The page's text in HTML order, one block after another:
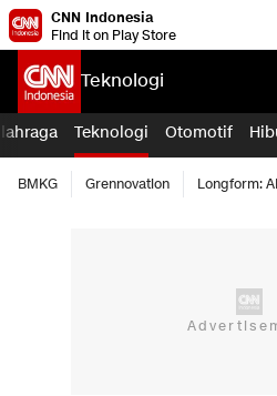
CNN Indonesia
Find it on Play Store
Teknologi
Teknologi Otomotif
BMKG Grennovation Longform: